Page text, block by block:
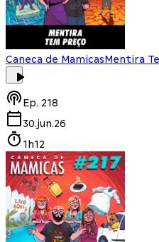
Caneca de MamicasMentira
Ep. 218
30.jun.26
1h12